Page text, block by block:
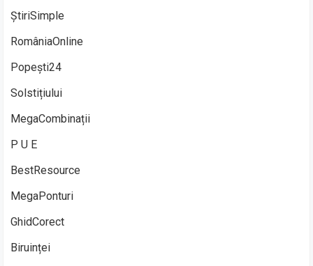
ȘtiriSimple
RomâniaOnline
Popești24
Solstițiului
MegaCombinații
P U E
BestResource
MegaPonturi
GhidCorect
Biruinței